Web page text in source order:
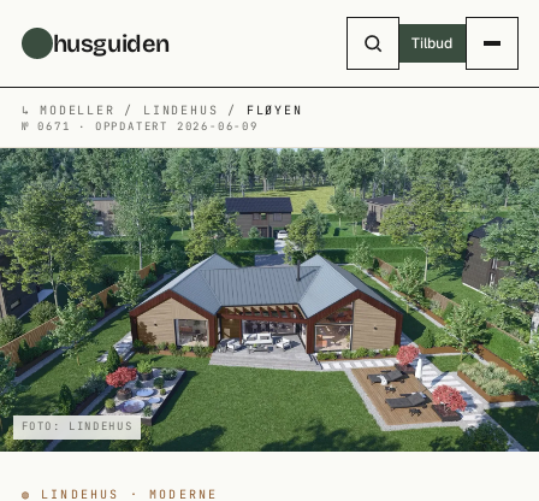
husguiden Tilbud
↳MODELLER / LINDEHUS / FLØYEN
№ 0671 · OPPDATERT 2026-06-09
FOTO: LINDEHUS
◍ LINDEHUS · MODERNE